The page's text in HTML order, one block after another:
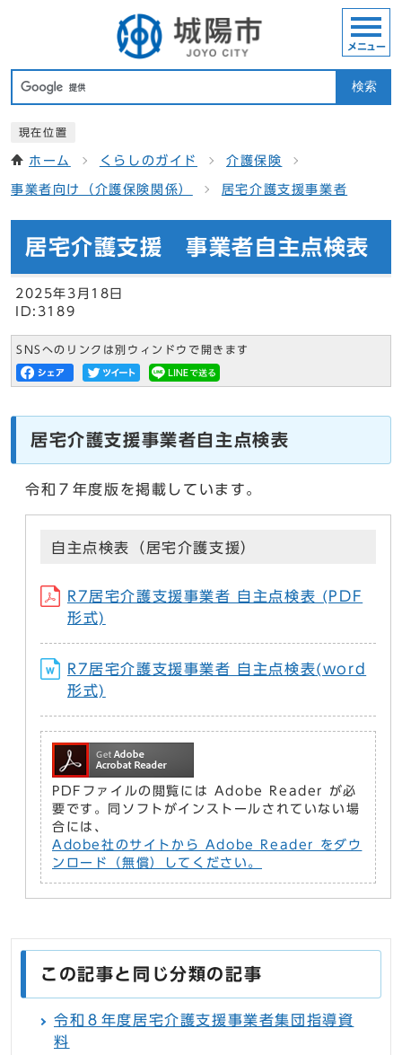
検索
メニュー
現在位置
ホーム くらしのガイド 介護保険
事業者向け（介護保険関係） 居宅介護支援事業者
居宅介護支援 事業者自主点検表
2025年3月18日
ID:3189
SNSへのリンクは別ウィンドウで開きます
居宅介護支援事業者自主点検表
令和７年度版を掲載しています。
自主点検表（居宅介護支援）
R7居宅介護支援事業者 自主点検表 (PDF
形式)
R7居宅介護支援事業者 自主点検表(word
形式)
PDFファイルの閲覧には Adobe Reader が必
要です。同ソフトがインストールされていない場
合には、
Adobe社のサイトから Adobe Reader をダウ
ンロード（無償）してください。
この記事と同じ分類の記事
令和８年度居宅介護支援事業者集団指導資
料